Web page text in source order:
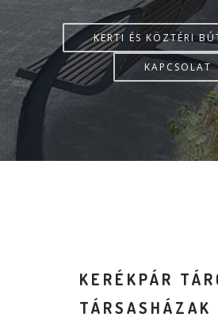
KERTI ÉS KÖZTÉRI
KAPCSOLAT
KERÉKPÁR
TÁRSASHÁZAK